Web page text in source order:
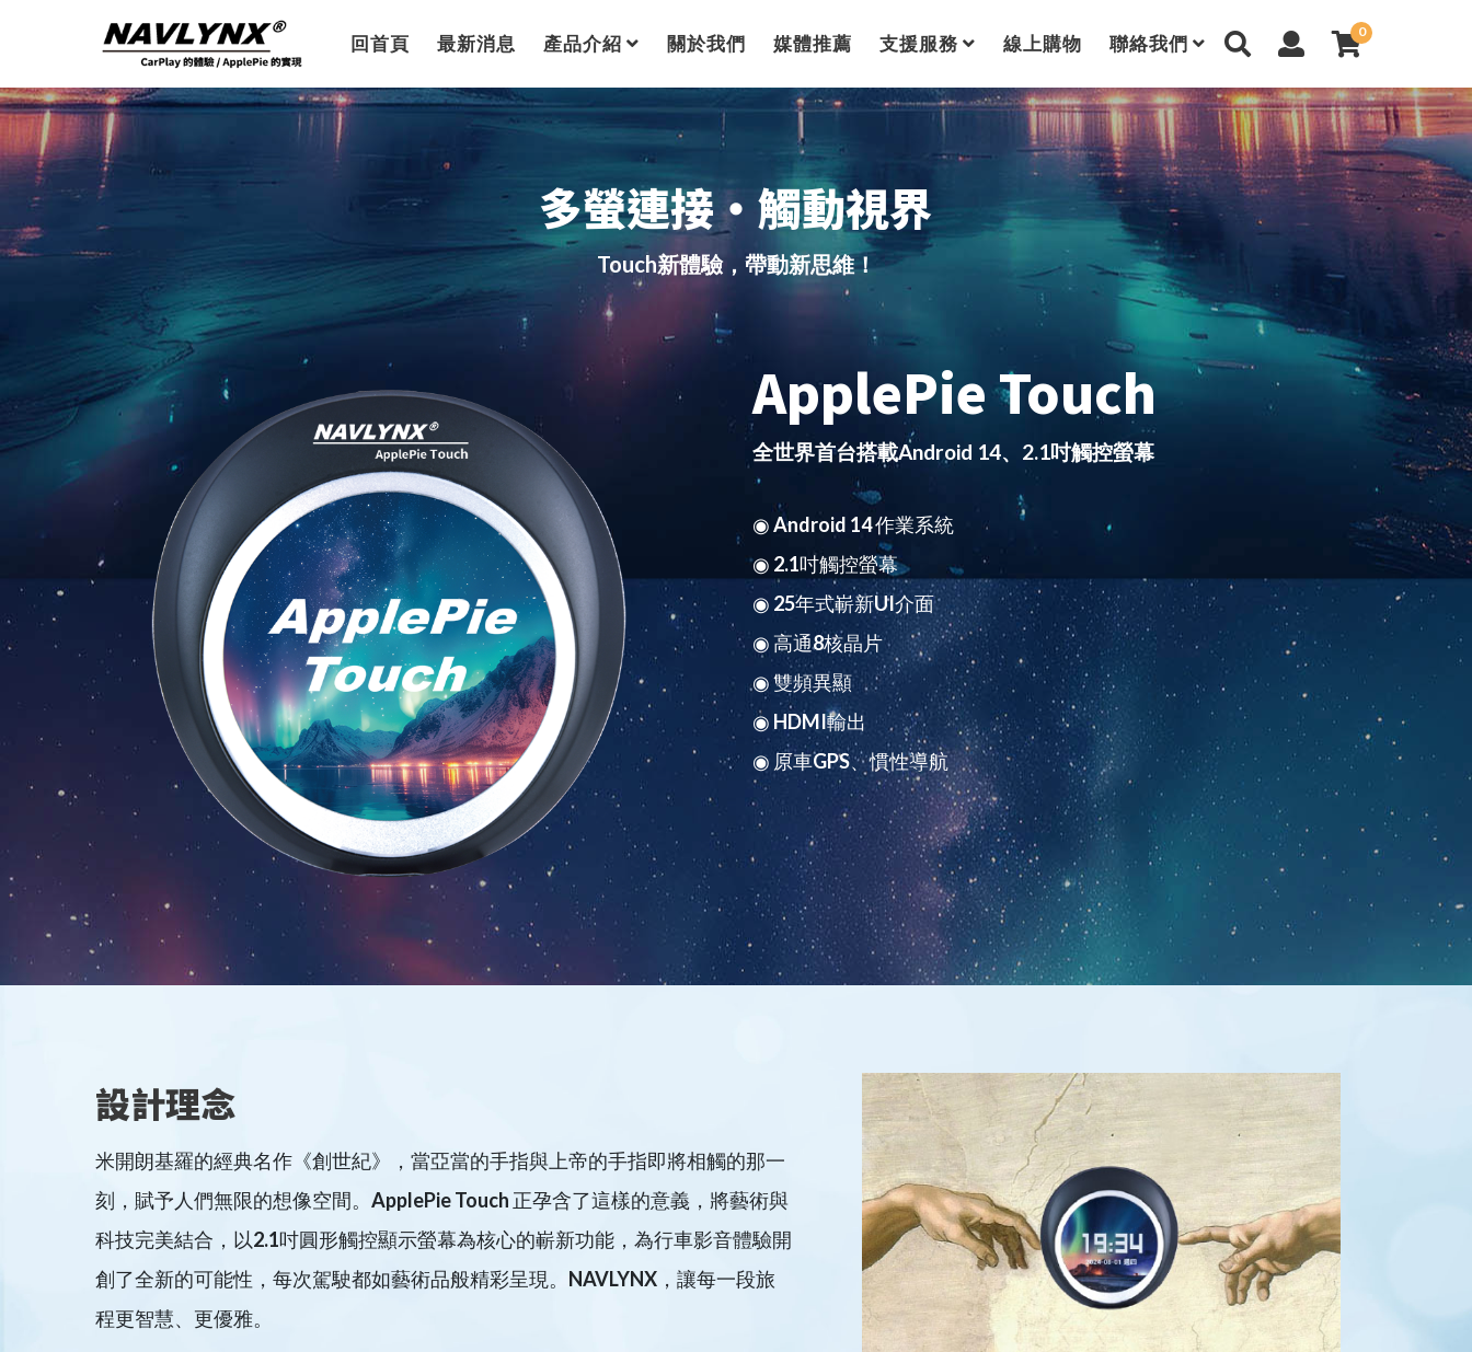
回首頁 最新消息 產品介紹 關於我們 媒體推薦 支援服務 線上購物 聯絡我們
0
多螢連接・觸動視界
Touch新體驗，帶動新思維！
ApplePie Touch
全世界首台搭載Android 14、2.1吋觸控螢幕
◉ Android 14 作業系統
◉ 2.1吋觸控螢幕
◉ 25年式嶄新UI介面
◉ 高通8核晶片
◉ 雙頻異顯
◉ HDMI輸出
◉ 原車GPS、慣性導航
設計理念
米開朗基羅的經典名作《創世紀》，當亞當的手指與上帝的手指即將相觸的那一
刻，賦予人們無限的想像空間。ApplePie Touch 正孕含了這樣的意義，將藝術與
科技完美結合，以2.1吋圓形觸控顯示螢幕為核心的嶄新功能，為行車影音體驗開
創了全新的可能性，每次駕駛都如藝術品般精彩呈現。NAVLYNX，讓每一段旅
程更智慧、更優雅。